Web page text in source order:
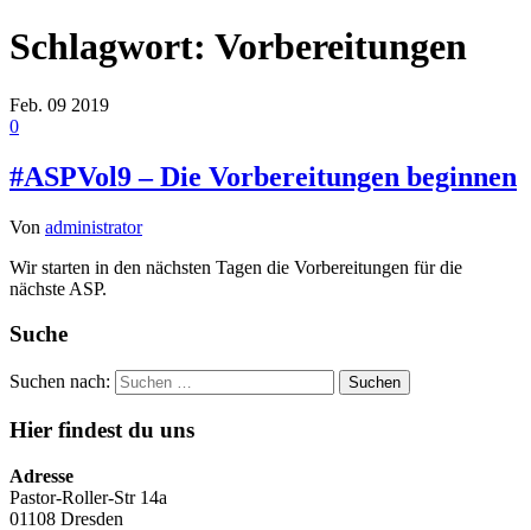
Schlagwort: Vorbereitungen
Feb. 09 2019
0
#ASPVol9 – Die Vorbereitungen beginnen
Von administrator
Wir starten in den nächsten Tagen die Vorbereitungen für die
nächste ASP.
Suche
Suchen nach:
Hier findest du uns
Adresse
Pastor-Roller-Str 14a
01108 Dresden